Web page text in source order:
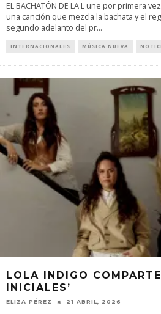
EL BACHATÓN DE LA L une por primera
una canción que mezcla la bachata y el
segundo adelanto del pr...
INTERNACIONALES MÚSICA NUEVA
LOLA INDIGO
INICIALES’
ELIZA PÉREZ 21 ABRIL, 2026